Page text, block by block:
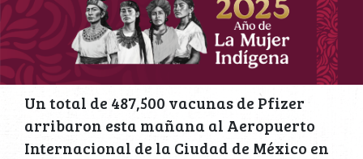
Un total de 487,500 vacunas de Pfizer
arribaron esta mañana al Aeropuerto
Internacional de la Ciudad de México en